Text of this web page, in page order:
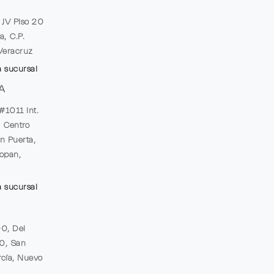
Piso 20
C.P.
sucursal
Int.
Centro
Puerta,
sucursal
Del
San
Nuevo